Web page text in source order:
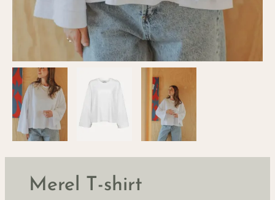
Merel T-shirt